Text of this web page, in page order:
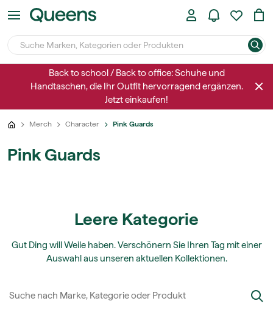
Back to school / Back to office: Schuhe und
Handtaschen, die Ihr Outfit hervorragend ergänzen.
Jetzt einkaufen!
Merch Character Pink Guards
Pink Guards
Leere Kategorie
Gut Ding will Weile haben. Verschönern Sie Ihren Tag mit einer
Auswahl aus unseren aktuellen Kollektionen.